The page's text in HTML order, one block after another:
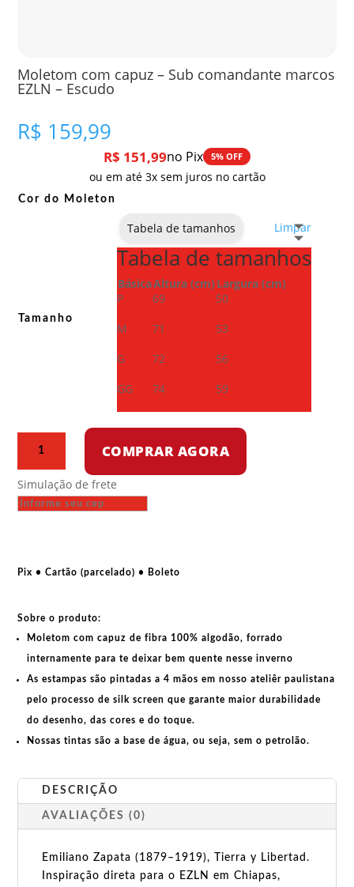
Moletom com capuz – Sub comandante marcos
EZLN – Escudo
R$ 159,99
R$ 151,99no Pix 5% OFF
ou em até 3x sem juros no cartão
Cor do Moleton
Tamanho
Limpar
Tabela de tamanhos
Tabela de tamanhos
BásicaAltura (cm) Largura (cm)
P
69
50
M
71
53
G
72
56
GG
74 59
-
Sub
EZLN
quantidade
COMPRAR AGORA
Simulação de frete
Pix • Cartão (parcelado) • Boleto
Sobre o produto:
Moletom com capuz de fibra 100% algodão, forrado
internamente para te deixar bem quente nesse inverno
As estampas são pintadas a 4 mãos em nosso ateliêr paulistana
pelo processo de silk screen que garante maior durabilidade
do desenho, das cores e do toque.
Nossas tintas são a base de água, ou seja, sem o petrolão.
DESCRIÇÃO
AVALIAÇÕES (0)
Emiliano Zapata (1879–1919), Tierra y Libertad.
Inspiração direta para o EZLN em Chiapas,